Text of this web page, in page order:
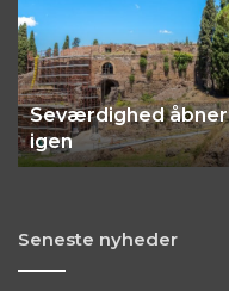
igen
Seværdighed åbner
igen
Seneste nyheder